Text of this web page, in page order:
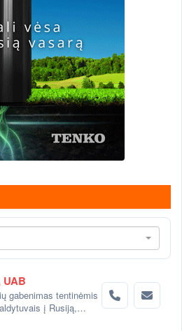
UAB
gabenimas tentinėmis
į Rusiją,